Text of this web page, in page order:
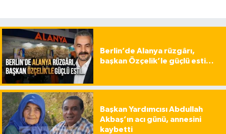
Berlin’de Alanya rüzgârı,
başkan Özçelik’le güçlü esti…
Başkan Yardımcısı Abdullah
Akbaş’ın acı günü, annesini
kaybetti